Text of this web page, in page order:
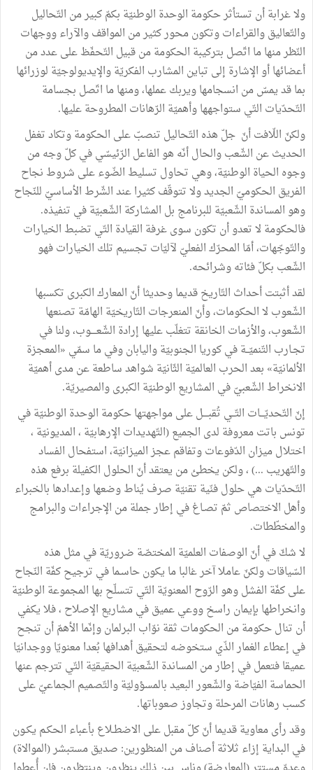
ولا غرابة أن تستأثر حكومة الوحدة الوطنيّة بكمّ كبير من التّحاليل
والتّعاليق والقراءات وتكون محور كثير من المواقف والآراء ووجهات
النّظر منها ما اتّصل بتركيبة الحكومة من قبيل التّحفّظ على عدد من
أعضائها أو الإشارة إلى تباين المشارب الفكريّة والإيديولوجيّة لوزرائها
بما قد يمسّ من انسجامها ويربك عملها، ومنها ما اتّصل بجسامة
التّحدّيات التّي ستواجهها وأهميّة الرّهانات المطروحة عليها.
ولكنّ اللّافت أنّ جلّ هذه التّحاليل تنصبّ على الحكومة وتكاد تغفل
الحديث عن الشّعب والحال أنّه هو الفاعل الرّئيسّي في كلّ وجه من
وجوه الحياة الوطنيّة، وهي تحاول تسليط الضّوء على شروط نجاح
الفريق الحكوميّ الجديد ولا تتوقّف كثيرا عند الشّرط الأساسيّ للنّجاح
وهو المساندة الشّعبيّة للبرنامج بل المشاركة الشّعبيّة في تنفيذه.
فالحكومة لا تعدو أن تكون سوى غرفة القيادة التّي تضبط الخيارات
والتّوجّهات، أمّا المحرّك الفعليّ لآليّات تجسيم تلك الخيارات فهو
الشّعب بكلّ فئاته وشرائحه.
لقد أثبتت أحداث التّاريخ قديما وحديثا أنّ المعارك الكبرى تكسبها
الشّعوب لا الحكومات، وأنّ المنعرجات التّاريخيّة الهامّة تصنعها
الشّعوب، والأزمات الخانقة تتغلّب عليها إرادة الشّعــــوب، ولنا في
تجـارب التّنميّــة في كوريا الجنوبيّة واليابان وفي ما سمّي «المعجزة
الألمانيّة» بعد الحرب العالميّة الثّانيّة شواهد ساطعة عن مدى أهميّة
الانخراط الشّعبيّ في المشاريع الوطنيّة الكبرى والمصيريّة.
إنّ التّحديّـــات التّــي تُقبــــل على مواجهتها حكومة الوحدة الوطنيّة في
تونس باتت معروفة لدى الجميع (التّهديدات الإرهابيّة ، المديونيّة ،
اختلال ميزان الدّفوعات وتفاقم عجز الميزانيّة، استفحال الفساد
والتّهريب ...) ، ولكن يخطئ من يعتقد أنّ الحلول الكفيلة برفع هذه
التّحدّيات هي حلول فنّية تقنيّة صرف يُناط وضعها وإعدادها بالخبراء
وأهل الاختصاص ثمّ تصـاغ في إطار جملة من الإجراءات والبرامج
والمخطّطات.
لا شكّ في أنّ الوصفات العلميّة المختصّة ضروريّة في مثل هذه
السّياقات ولكنّ عاملا آخر غالبا ما يكون حاسـما في ترجيح كفّة النّجاح
على كفّة الفشل وهو الرّوح المعنويّة التّي تتسلّح بها المجموعة الوطنيّة
وانخراطها بإيمان راسخ ووعي عميق في مشاريع الإصلاح ، فلا يكفي
أن تنال حكومة من الحكومات ثقة نوّاب البرلمان وإنّما الأهمّ أن تنجح
في إعطاء الغمار الذّي ستخوضه لتحقيق أهدافها بُعدا معنويّا ووجدانيّا
عميقا فتعمل في إطار من المساندة الشّعبيّة الحقيقيّة التّي تترجم عنها
الحماسة الفيّاضة والشّعور البعيد بالمسؤوليّة والتّصميم الجماعيّ على
كسب رهانات المرحلة وتجاوز صعوباتها.
وقد رأى معاوية قديما أنّ كلّ مقبل على الاضطـلاع بأعباء الحكـم يكـون
في البداية إزاء ثلاثة أصناف من المنظورين: صديق مستبشر (الموالاة)